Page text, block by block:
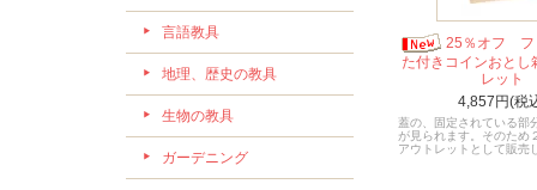
言語教具
地理、歴史の教具
生物の教具
ガーデニング
25％オフ フ
た付きコインおと
レット
4,857円(税
蓋の、固定されている部
が見られます。そのため
アウトレットとして販売